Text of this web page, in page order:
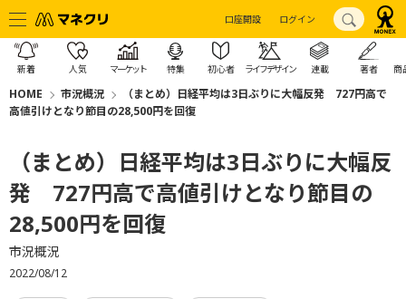
口座開設 ログイン
新着 人気 マーケット 特集 初心者 ライフデザイン 連載 著者 商
HOME 市況概況
（まとめ）日経平均は3日ぶりに大幅反発 727円高で
高値引けとなり節目の28,500円を回復
（まとめ）日経平均は3日ぶりに大幅反
発 727円高で高値引けとなり節目の
28,500円を回復
市況概況
2022/08/12